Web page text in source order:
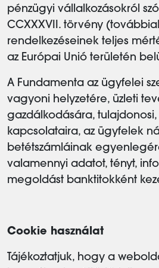
pénzügyi vállalkozásokról
CCXXXVII. törvény
rendelkezéseinek teljes
az Európai Unió területén
A Fundamenta az ügyfelei
vagyoni helyzetére, üzleti
gazdálkodására, tulajdonosi,
kapcsolataira, az ügyfelek
betétszámláinak
valamennyi adatot, tényt,
megoldást banktitokként
Cookie használat
Tájékoztatjuk, hogy a